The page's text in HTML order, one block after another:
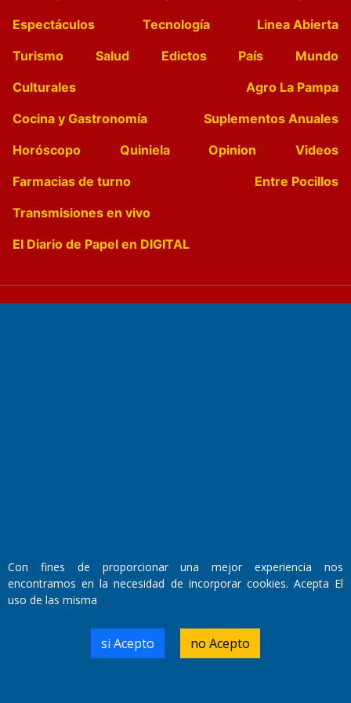
Espectáculos
Tecnología
Linea Abierta
Turismo
Salud Edictos País
Mundo
Culturales
Agro La Pampa
Cocina y Gastronomía
Suplementos Anuales
Horóscopo
Quiniela Opinion
Videos
Farmacias de turno
Entre Pocillos
Transmisiones en vivo
El Diario de Papel en DIGITAL
Domicilio Legal: José Ingenieros 855,
Número de Registro DNDA:
RL-2019-55551274-APN-DNDA#MJ
Con fines de proporcionar una mejor experiencia nos
encontramos en la necesidad de incorporar cookies. Acepta El
uso de las misma
si Acepto no Acepto